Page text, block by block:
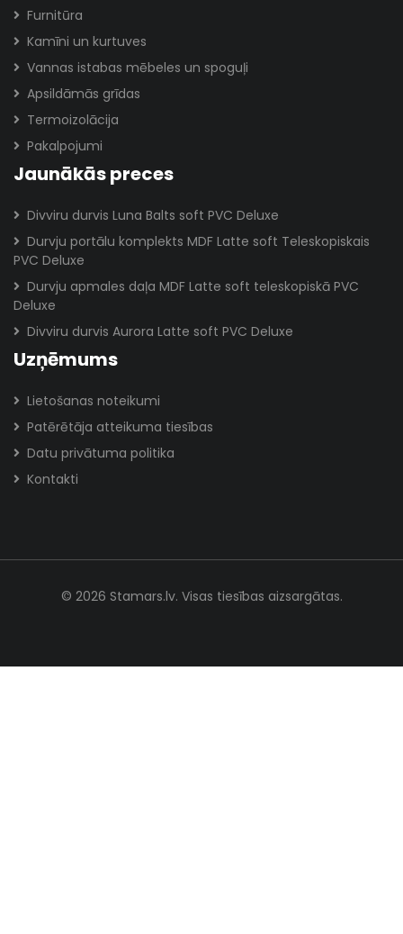
Furnitūra
Kamīni un kurtuves
Vannas istabas mēbeles un spoguļi
Apsildāmās grīdas
Termoizolācija
Pakalpojumi
Jaunākās preces
Divviru durvis Luna Balts soft PVC Deluxe
Durvju portālu komplekts MDF Latte soft Teleskopiskais
PVC Deluxe
Durvju apmales daļa MDF Latte soft teleskopiskā PVC
Deluxe
Divviru durvis Aurora Latte soft PVC Deluxe
Uzņēmums
Lietošanas noteikumi
Patērētāja atteikuma tiesības
Datu privātuma politika
Kontakti
© 2026 Stamars.lv. Visas tiesības aizsargātas.